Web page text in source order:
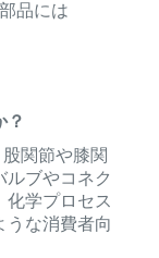
品には
？
関節や膝関
ルブやコネク
化学プロセス
うな消費者向